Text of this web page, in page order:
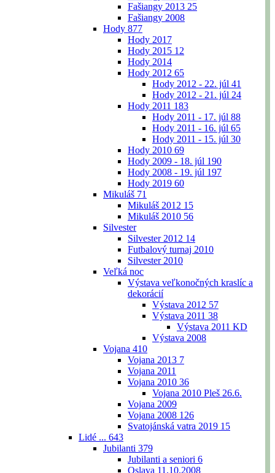
Fašiangy 2013 25
Fašiangy 2008
Hody 877
Hody 2017
Hody 2015 12
Hody 2014
Hody 2012 65
Hody 2012 - 22. júl 41
Hody 2012 - 21. júl 24
Hody 2011 183
Hody 2011 - 17. júl 88
Hody 2011 - 16. júl 65
Hody 2011 - 15. júl 30
Hody 2010 69
Hody 2009 - 18. júl 190
Hody 2008 - 19. júl 197
Hody 2019 60
Mikuláš 71
Mikuláš 2012 15
Mikuláš 2010 56
Silvester
Silvester 2012 14
Futbalový turnaj 2010
Silvester 2010
Veľká noc
Výstava veľkonočných kraslíc a
dekorácií
Výstava 2012 57
Výstava 2011 38
Výstava 2011 KD
Výstava 2008
Vojana 410
Vojana 2013 7
Vojana 2011
Vojana 2010 36
Vojana 2010 Pleš 26.6.
Vojana 2009
Vojana 2008 126
Svatojánská vatra 2019 15
Lidé ... 643
Jubilanti 379
Jubilanti a seniori 6
Oslava 11.10.2008